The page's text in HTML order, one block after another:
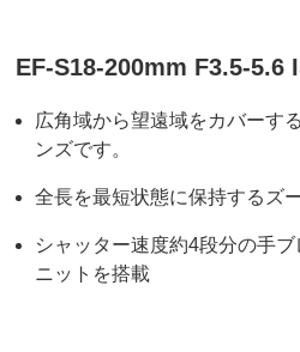
EF-S18-200mm F3.5-5.6
広角域から望遠域をカバーす
ンズです。
全長を最短状態に保持するズ
シャッター速度約4段分の手
ニットを搭載